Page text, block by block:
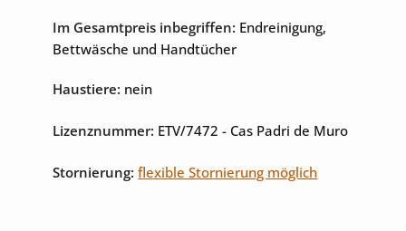
Im Gesamtpreis inbegriffen: Endreinigung,
Bettwäsche und Handtücher
Haustiere: nein
Lizenznummer: ETV/7472 - Cas Padri de Muro
Stornierung: flexible Stornierung möglich